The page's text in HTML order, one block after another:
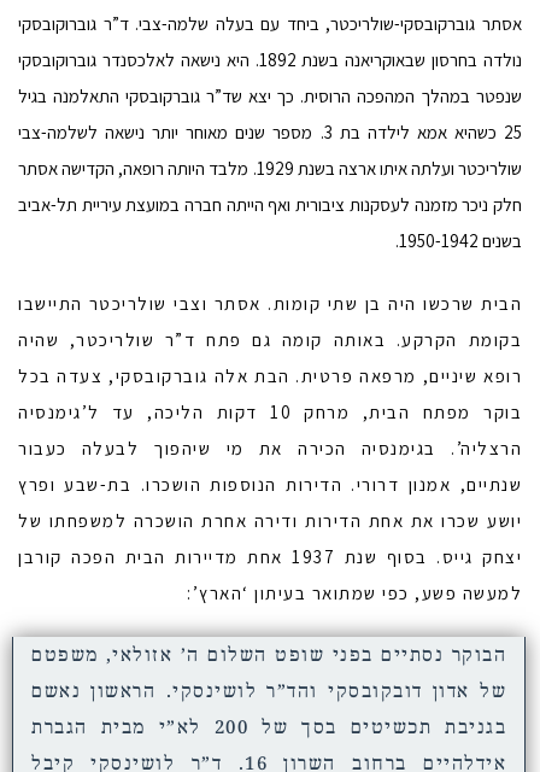
אסתר גוברקובסקי-שולריכטר, ביחד עם בעלה שלמה-צבי. ד”ר גוברוקובסקי
נולדה בחרסון שבאוקריאנה בשנת 1892. היא נישאה לאלכסנדר גוברוקובסקי
שנפטר במהלך המהפכה הרוסית. כך יצא שד”ר גוברקובסקי התאלמנה בגיל
25 כשהיא אמא לילדה בת 3. מספר שנים מאוחר יותר נישאה לשלמה-צבי
שולריכטר ועלתה איתו ארצה בשנת 1929. מלבד היותה רופאה, הקדישה אסתר
חלק ניכר מזמנה לעסקנות ציבורית ואף הייתה חברה במועצת עיריית תל-אביב
בשנים 1950-1942.
הבית שרכשו היה בן שתי קומות. אסתר וצבי שולריכטר התיישבו
בקומת הקרקע. באותה קומה גם פתח ד”ר שולריכטר, שהיה
רופא שיניים, מרפאה פרטית. הבת אלה גוברקובסקי, צעדה בכל
בוקר מפתח הבית, מרחק 10 דקות הליכה, עד ל’גימנסיה
הרצליה’. בגימנסיה הכירה את מי שיהפוך לבעלה כעבור
שנתיים, אמנון דרורי. הדירות הנוספות הושכרו. בת-שבע ופרץ
יושע שכרו את אחת הדירות ודירה אחרת הושכרה למשפחתו של
יצחק גייס. בסוף שנת 1937 אחת מדיירות הבית הפכה קורבן
למעשה פשע, כפי שמתואר בעיתון ‘הארץ’:
הבוקר נסתיים בפני שופט השלום ה’ אזולאי, משפטם
של אדון דובקובסקי והד”ר לושינסקי. הראשון נאשם
בגניבת תכשיטים בסך של 200 לא”י מבית הגברת
אידלהיים ברחוב השרון 16. ד”ר לושינסקי קיבל